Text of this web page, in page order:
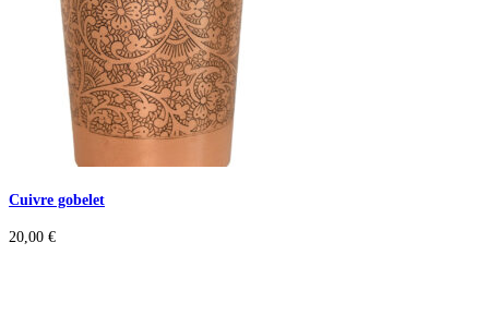
Cuivre gobelet
20,00 €